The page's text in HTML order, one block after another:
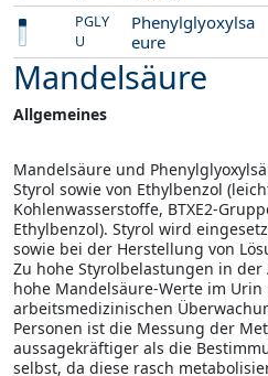
PGLY
U
Phenylglyoxylsa
eure
Mandelsäure
Allgemeines
Mandelsäure und
Styrol sowie von Ethylbenzol
Kohlenwasserstoffe, BTXE2-
Ethylbenzol). Styrol wird
sowie bei der Herstellung von
Zu hohe Styrolbelastungen in
hohe Mandelsäure-Werte im Urin
arbeitsmedizinischen
Personen ist die Messung der
aussagekräftiger als die
selbst, da diese rasch